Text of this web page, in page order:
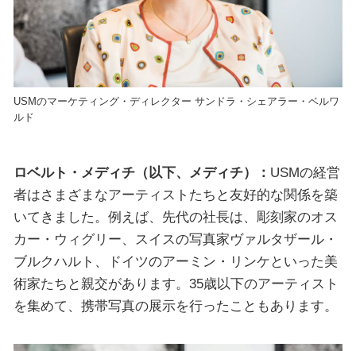
USMのマーケティング・ディレクター サンドラ・シェアラー・ベルワ
ルド
ロベルト・メディチ（以下、メディチ）： USMの経営
者はさまざまなアーティストたちと友好的な関係を築
いてきました。例えば、先代の社長は、彫刻家のオス
カー・ウィグリー、スイスの写真家ヴァルタザール・
ブルクハルト、ドイツのアーミン・リンケといった美
術家たちと親交があります。35歳以下のアーティスト
を集めて、携帯写真の展示を行ったこともあります。